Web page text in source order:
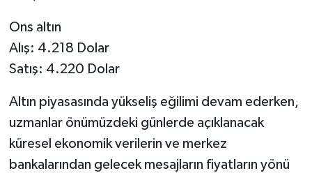
Ons altın
Alış: 4.218 Dolar
Satış: 4.220 Dolar
Altın piyasasında yükseliş eğilimi devam ederken,
uzmanlar önümüzdeki günlerde açıklanacak
küresel ekonomik verilerin ve merkez
bankalarından gelecek mesajların fiyatların yönü